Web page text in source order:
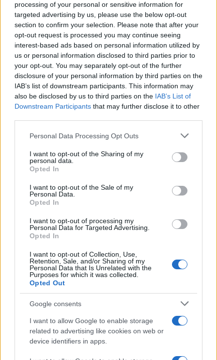
processing of your personal or sensitive information for
targeted advertising by us, please use the below opt-out
section to confirm your selection. Please note that after your
opt-out request is processed you may continue seeing
interest-based ads based on personal information utilized by
us or personal information disclosed to third parties prior to
your opt-out. You may separately opt-out of the further
disclosure of your personal information by third parties on the
IAB’s list of downstream participants. This information may
also be disclosed by us to third parties on the IAB’s List of
Downstream Participants that may further disclose it to other
Please note that this website/app uses one or more Google
not limited to your visit or usage behaviour. You may click to
grant or deny consent to Google and its third-party tags to
use your data for below specified purposes in below Google
consent section.
Personal Data Processing Opt Outs
I want to opt-out of the Sharing of my
personal data.
Opted In
I want to opt-out of the Sale of my
Personal Data.
Opted In
I want to opt-out of processing my
Personal Data for Targeted Advertising.
Opted In
I want to opt-out of Collection, Use,
Retention, Sale, and/or Sharing of my
Personal Data that Is Unrelated with the
Purposes for which it was collected.
Opted Out
Google consents
I want to allow Google to enable storage
related to advertising like cookies on web or
device identifiers in apps.
Η ιδέα δεν είναι εντελώς καινούργια. Το 2018,η
Microsoft είχε πραγματοποιήσει παρόμοιο πείραμα
στα ανοιχτά της Σκωτίας, το οποίο ολοκληρώθηκε
επιτυχώς δύο χρόνια αργότερα, χωρίς όμως να
εξελιχθεί σε εμπορική εφαρμογή. Η κινεζική
πρωτοβουλία, ωστόσο, είναι από τις πρώτες που
περνούν από τη φάση της δοκιμής στην εμπορική
αξιοποίηση. Οι πρώτοι πελάτες του project θα είναι η
China Telecom και μια κρατική εταιρεία υπολογιστικής
ισχύος για συστήματατεχνητής νοημοσύνης , στο
ανθρακικού αποτυπώματος των τεχνολογικών
υποδομών.
Παρά τα φιλόδοξα σχέδια, οι μηχανικοί
αντιμετωπίζουν σημαντικές τεχνικές προκλήσεις.
Όπως παραδέχεται οZhou Jun, μηχανικός της
Highlander, « η ολοκλήρωση του υποβρύχιου data
υπολογίζαμε αρχικά». Η εγκατάσταση
κατασκευάστηκε στη στεριά σε επιμέρους τμήματα,
τα οποία θα συναρμολογηθούν κάτω από την
επιφάνεια της θάλασσας.Σχεδόν όλη η ενέργεια που
θα χρησιμοποιεί θα προέρχεται από κοντινά
υπεράκτια αιολικά πάρκα , ενώ η εταιρεία
διαβεβαιώνει πως πάνω από το 95% της λειτουργίας
της θα στηρίζεται σε ανανεώσιμες πηγές ενέργειας.